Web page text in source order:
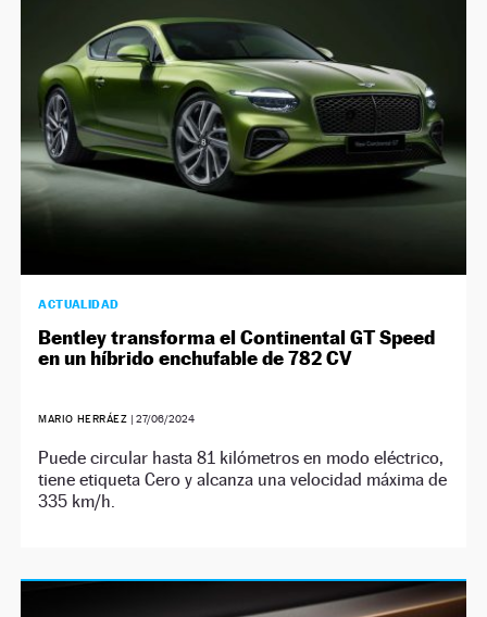
ACTUALIDAD
Bentley transforma el Continental GT Speed
en un híbrido enchufable de 782 CV
MARIO HERRÁEZ |27/06/2024
Puede circular hasta 81 kilómetros en modo eléctrico,
tiene etiqueta Cero y alcanza una velocidad máxima de
335 km/h.